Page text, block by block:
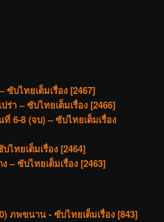
ซับไทยเต็มเรื่อง [2467]
ร่า – ซับไทยเต็มเรื่อง [2466]
6-8 (จบ) – ซับไทยเต็มเรื่อง
ไทยเต็มเรื่อง [2464]
– ซับไทยเต็มเรื่อง [2463]
ภพขนาน - ซับไทยเต็มเรื่อง [843]